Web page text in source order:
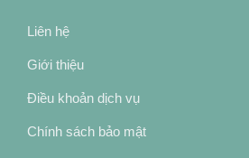
Liên hệ
Giới thiệu
Điều khoản dịch vụ
Chính sách bảo mật